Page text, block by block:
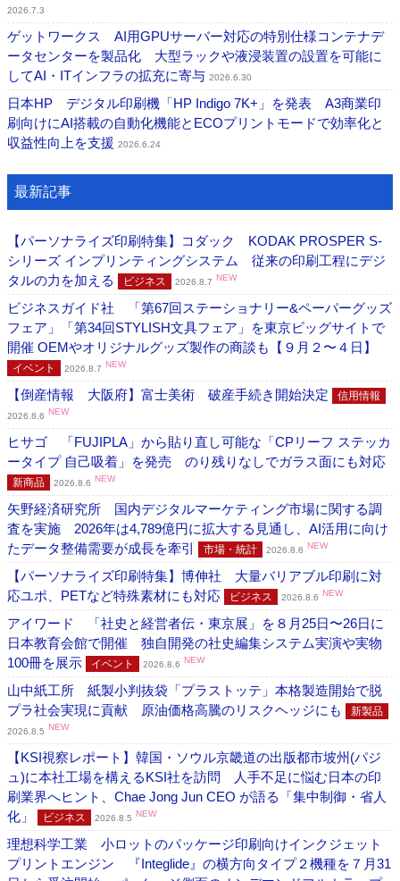
2026.7.3
ゲットワークス AI用GPUサーバー対応の特別仕様コンテナデ
ータセンターを製品化 大型ラックや液浸装置の設置を可能に
してAI・ITインフラの拡充に寄与 2026.6.30
日本HP デジタル印刷機「HP Indigo 7K+」を発表 A3商業印
刷向けにAI搭載の自動化機能とECOプリントモードで効率化と
収益性向上を支援 2026.6.24
最新記事
【パーソナライズ印刷特集】コダック KODAK PROSPER S-
シリーズ インプリンティングシステム 従来の印刷工程にデジ
タルの力を加える
ビジネス 2026.8.7 NEW
ビジネスガイド社 「第67回ステーショナリー&ペーパーグッズ
フェア」「第34回STYLISH文具フェア」を東京ビッグサイトで
開催 OEMやオリジナルグッズ製作の商談も【９月２〜４日】
イベント 2026.8.7 NEW
【倒産情報 大阪府】富士美術 破産手続き開始決定 信用情報
2026.8.6 NEW
ヒサゴ 「FUJIPLA」から貼り直し可能な「CPリーフ ステッカ
ータイプ 自己吸着」を発売 のり残りなしでガラス面にも対応
新商品 2026.8.6 NEW
矢野経済研究所 国内デジタルマーケティング市場に関する調
査を実施 2026年は4,789億円に拡大する見通し、AI活用に向け
たデータ整備需要が成長を牽引
市場・統計 2026.8.6 NEW
【パーソナライズ印刷特集】博伸社 大量バリアブル印刷に対
応ユポ、PETなど特殊素材にも対応
ビジネス 2026.8.6 NEW
アイワード 「社史と経営者伝・東京展」を８月25日〜26日に
日本教育会館で開催 独自開発の社史編集システム実演や実物
100冊を展示
イベント 2026.8.6 NEW
山中紙工所 紙製小判抜袋「プラストッテ」本格製造開始で脱
プラ社会実現に貢献 原油価格高騰のリスクヘッジにも
新製品
2026.8.5 NEW
【KSI視察レポート】韓国・ソウル京畿道の出版都市坡州(パジ
ュ)に本社工場を構えるKSI社を訪問 人手不足に悩む日本の印
刷業界へヒント、Chae Jong Jun CEO が語る「集中制御・省人
化」
ビジネス 2026.8.5 NEW
理想科学工業 小ロットのパッケージ印刷向けインクジェット
プリントエンジン 『Integlide』の横方向タイプ２機種を７月31